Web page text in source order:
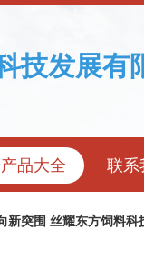
技发展有
产品大全 联系
新突围 丝耀东方饲料科